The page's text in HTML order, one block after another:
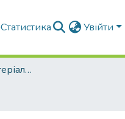
Статистика Увійти
Конференції та матеріали конференцій